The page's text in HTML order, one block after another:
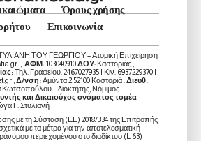
Όρους χρήσης
Επικοινωνία
ΤΟΥ ΓΕΩΡΓΙΟΥ – Ατομική Επιχείρηση
, ΑΦΜ:103040910ΔΟΥ: Καστοριάς ,
Τηλ. Γραφείου: 2467027935 | Κιν. 6937229370 |
, Δ/νση:Αμύντα 2 52100 Καστοριά . Διευθ.
, Ιδιοκτήτης, Νόμιμος
και Δικαιούχος ονόματος τομέα
Γ. Στυλιανή
με τη Σύσταση (ΕΕ) 2018/334 της Επιτροπής
με τα μέτρα για την αποτελεσματική
περιεχομένου στο διαδίκτυο (L 63)